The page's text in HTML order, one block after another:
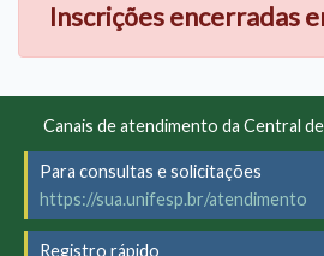
Inscrições encerradas
Canais de atendimento da Central
Para consultas e solicitações
https://sua.unifesp.br/atendimento
Registro rápido